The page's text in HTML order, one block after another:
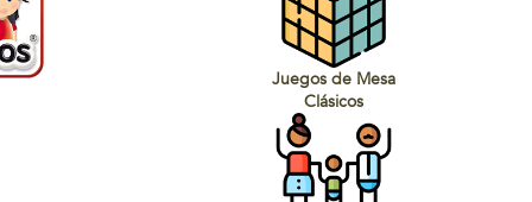
Juegos de Mesa
Clásicos